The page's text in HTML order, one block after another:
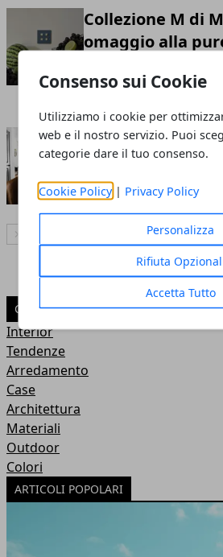
Consenso sui Cookie
Utilizziamo i cookie per
web e il nostro servizio. Puoi
categorie dare il tuo consenso.
Cookie Policy | Privacy Policy
Personalizza
Rifiuta
Accetta Tutto
Collezione M di
omaggio alla
Redazione- 30 ago 2025
Come scegliere
Redazione - 12 set 2024
Articolo Successivo
CATEGORIE
Interior
Tendenze
Arredamento
Case
Architettura
Materiali
Outdoor
Colori
ARTICOLI POPOLARI